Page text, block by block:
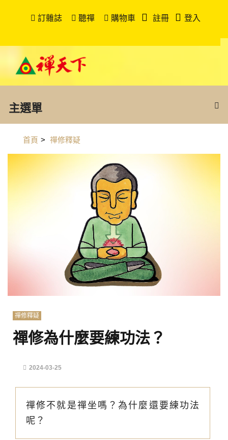
訂雜誌 聽禪 購物車 註冊 登入
主選單
首頁 > 禪修釋疑
禪修釋疑
禪修為什麼要練功法？
2024-03-25
禪修不就是禪坐嗎？為什麼還要練功法
呢？